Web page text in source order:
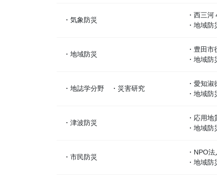
・気象防災
・西三
・地域
・地域防災
・豊田
・地域
・地誌学分野 ・災害研究
・愛知
・地域
・津波防災
・応用
・地域
・市民防災
・NPO
・地域